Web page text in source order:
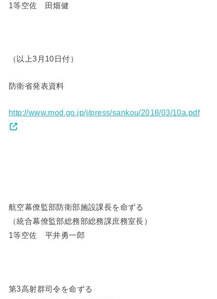
1等空佐 田畑健
（以上3月10日付）
防衛省発表資料
http://www.mod.go.jp/j/press/sankou/2018/03/10a.pdf
航空幕僚監部防衛部施設課長を命ずる
（統合幕僚監部総務部総務課庶務室長）
1等空佐 平井勇一郎
第3高射群司令を命ずる